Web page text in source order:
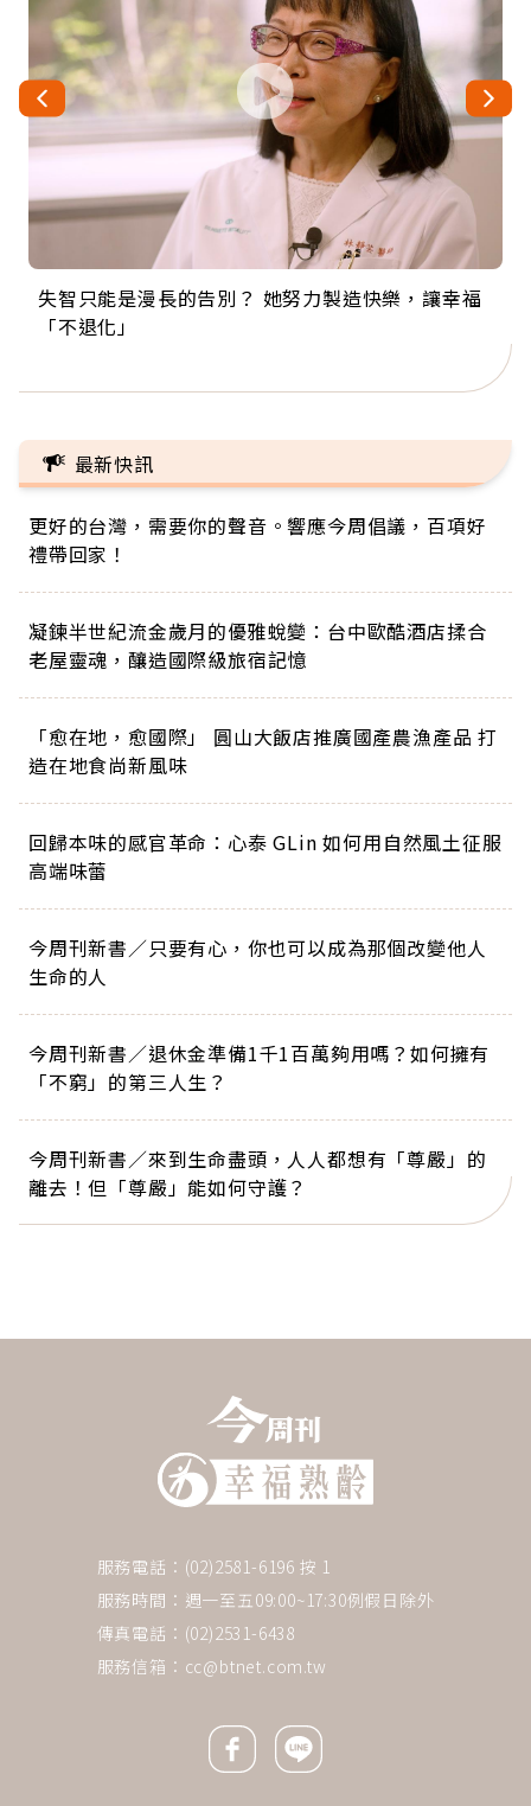
失智只能是漫長的告別？ 她努力製造快樂，讓幸福
「不退化」
來自剛果的巧克力神父 為台灣奉獻36年 「台灣是我
的家，我連作夢都講台語！」
63歲卸矽谷副總、搬回台灣找快樂！「蛋黃哥小
丑」走進安養院，逗樂上萬爺奶：退休後才開始真
104歲打破金氏世界紀錄 成為全球最年長羽球選
手，分享長壽的秘密原來是「這個」
事業巔峰他選擇追夢…黑手阿伯拉小提琴還登上小
巨蛋！連CNN都大讚！
最新快訊
更好的台灣，需要你的聲音。響應今周倡議，百項好
禮帶回家！
凝鍊半世紀流金歲月的優雅蛻變：台中歐酷酒店揉合
老屋靈魂，釀造國際級旅宿記憶
「愈在地，愈國際」 圓山大飯店推廣國產農漁產品 打
造在地食尚新風味
回歸本味的感官革命：心泰 GLin 如何用自然風土征服
高端味蕾
今周刊新書／只要有心，你也可以成為那個改變他人
生命的人
今周刊新書／退休金準備1千1百萬夠用嗎？如何擁有
「不窮」的第三人生？
今周刊新書／來到生命盡頭，人人都想有「尊嚴」的
離去！但「尊嚴」能如何守護？
服務電話：(02)2581-6196 按 1
服務時間：週一至五09:00~17:30例假日除外
傳真電話：(02)2531-6438
服務信箱： cc@btnet.com.tw
Facebook icon
Line icon